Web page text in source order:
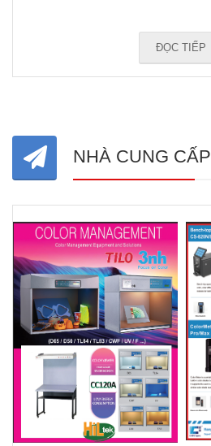
ĐỌC TIẾP
NHÀ CUNG CẤP